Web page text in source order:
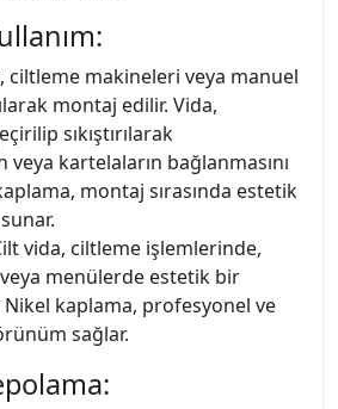
ciltleme makineleri veya manuel
montaj edilir. Vida,
sıkıştırılarak
veya kartelaların bağlanmasını
montaj sırasında estetik
vida, ciltleme işlemlerinde,
menülerde estetik bir
Nikel kaplama, profesyonel ve
sağlar.